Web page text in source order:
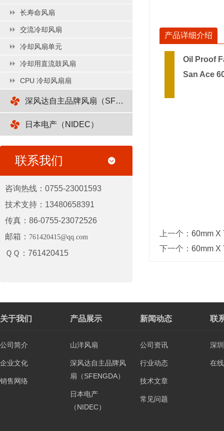
长寿命风扇
交流冷却风扇
冷却风扇单元
冷却用直流鼓风扇
CPU 冷却风扇扇
深风达自主品牌风扇（SFENGDA）
日本电产（NIDEC）
联系我们
咨询热线：0755-23001593
技术支持：13480658391
传真：86-0755-23072526
邮箱： 761420415@qq.com
ＱＱ：761420415
产品详细介绍
Oil Proof
San Ace
上一个： 60mm X
下一个： 60mm X
关于我们
公司简介
企业文化
销售网络
产品展示
山洋风扇
深风达自主品牌风
扇（SFENGDA）
日本电产
（NIDEC）
新闻动态
公司资讯
行业动态
技术文章
常见问题
联
深
在